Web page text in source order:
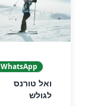
WhatsApp
ואל טורנס
לגולש